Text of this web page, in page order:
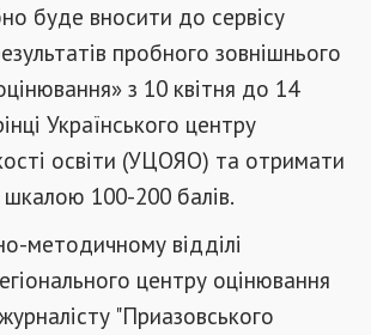
буде вносити до сервісу
пробного зовнішнього
з 10 квітня до 14
Українського центру
освіти (УЦОЯО) та отримати
шкалою 100-200 балів.
методичному відділі
центру оцінювання
"Приазовського